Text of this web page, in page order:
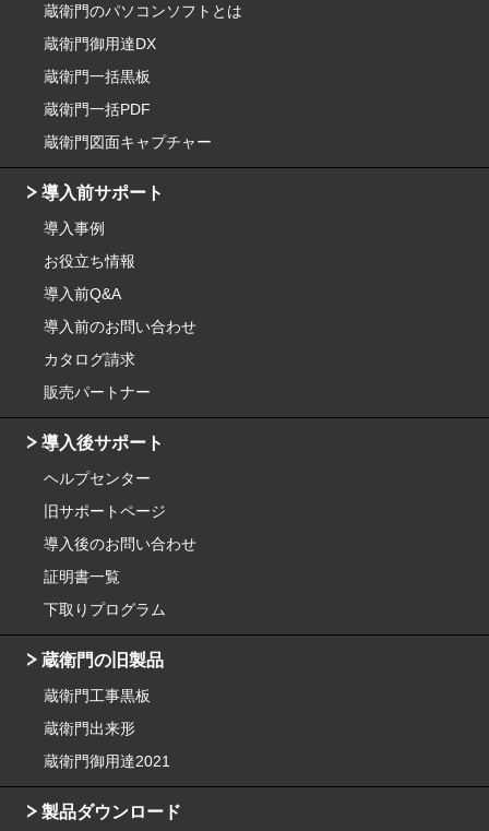
蔵衛門のパソコンソフトとは
蔵衛門御用達DX
蔵衛門一括黒板
蔵衛門一括PDF
蔵衛門図面キャプチャー
導入前サポート
導入事例
お役立ち情報
導入前Q&A
導入前のお問い合わせ
カタログ請求
販売パートナー
導入後サポート
ヘルプセンター
旧サポートページ
導入後のお問い合わせ
証明書一覧
下取りプログラム
蔵衛門の旧製品
蔵衛門工事黒板
蔵衛門出来形
蔵衛門御用達2021
製品ダウンロード